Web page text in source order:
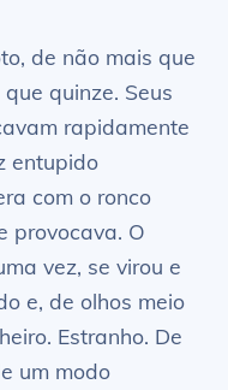
de não mais que
quinze. Seus
rapidamente
entupido
com o ronco
provocava. O
vez, se virou e
e, de olhos meio
Estranho. De
um modo